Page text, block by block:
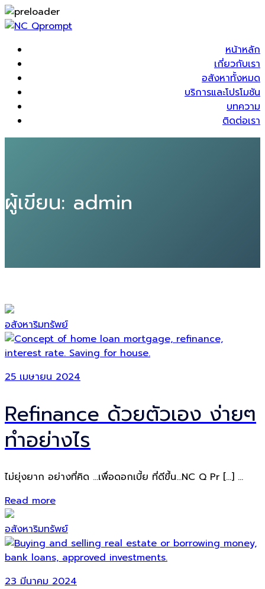
หน้าหลัก
เกี่ยวกับเรา
อสังหาทั้งหมด
บริการและโปรโมชัน
บทความ
ติดต่อเรา
ผู้เขียน: admin
อสังหาริมทรัพย์
25 เมษายน 2024
Refinance ด้วยตัวเอง ง่ายๆ
ทำอย่างไร
ไม่ยุ่งยาก อย่างที่คิด …เพื่อดอกเบี้ย ที่ดีขึ้น…NC Q Pr […] ...
Read more
อสังหาริมทรัพย์
23 มีนาคม 2024